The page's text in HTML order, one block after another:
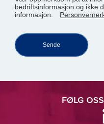
bedriftsinformasjon og ikke
informasjon.
Sende
FØLG